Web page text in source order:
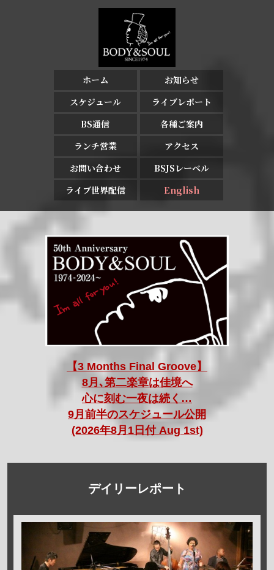
ホーム
お知らせ
スケジュール
ライブレポート
BS通信
各種ご案内
ランチ営業
アクセス
お問い合わせ
BSJSレーベル
ライブ世界配信
English
【3 Months Final Groove】
8月､第二楽章は佳境へ
心に刻む一夜は続く…
9月前半のスケジュール公開
(2026年8月1日付 Aug 1st)
デイリーレポート